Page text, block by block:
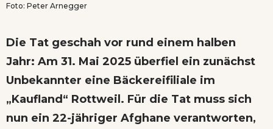
Foto: Peter Arnegger
Die Tat geschah vor rund einem halben
Jahr: Am 31. Mai 2025 überfiel ein zunächst
Unbekannter eine Bäckereifiliale im
„Kaufland“ Rottweil. Für die Tat muss sich
nun ein 22-jähriger Afghane verantworten,